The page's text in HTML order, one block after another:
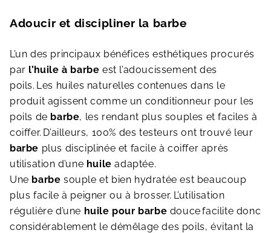
Adoucir et discipliner la barbe
L’un des principaux bénéfices esthétiques procurés
par l’huile à barbe est l’adoucissement des
poils. Les huiles naturelles contenues dans le
produit agissent comme un conditionneur pour les
poils de barbe, les rendant plus souples et faciles à
coiffer. D’ailleurs, 100% des testeurs ont trouvé leur
barbe plus disciplinée et facile à coiffer après
utilisation d’une huile adaptée.
Une barbe souple et bien hydratée est beaucoup
plus facile à peigner ou à brosser. L’utilisation
régulière d’une huile pour barbe doucefacilite donc
considérablement le démêlage des poils, évitant la